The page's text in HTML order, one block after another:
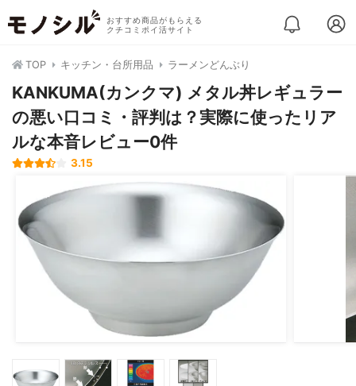
おすすめ商品がもらえる
クチコミポイ活サイト
TOP キッチン・台所用品 ラーメンどんぶり
KANKUMA(カンクマ) メタル丼レギュラー
の悪い口コミ・評判は？実際に使ったリア
ルな本音レビュー0件
3.15